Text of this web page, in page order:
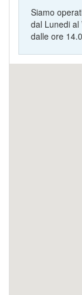
Siamo
dal Lunedi al
dalle ore